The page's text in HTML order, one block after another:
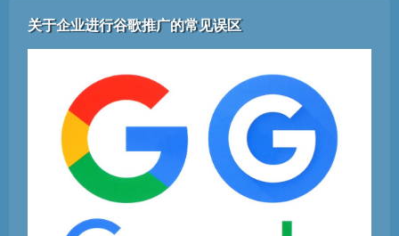
关于企业进行谷歌推广的常见误区